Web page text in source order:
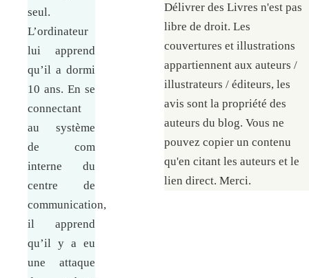
seul.
L’ordinateur
lui apprend
qu’il a dormi
10 ans. En se
connectant
au système
de com
interne du
centre de
communication,
il apprend
qu’il y a eu
une attaque
Délivrer des Livres n'est pas
libre de droit. Les
couvertures et illustrations
appartiennent aux auteurs /
illustrateurs / éditeurs, les
avis sont la propriété des
auteurs du blog. Vous ne
pouvez copier un contenu
qu'en citant les auteurs et le
lien direct. Merci.